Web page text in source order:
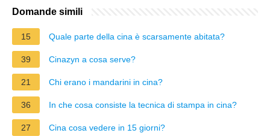
Domande simili
15 Quale parte della cina è scarsamente abitata?
39 Cinazyn a cosa serve?
21 Chi erano i mandarini in cina?
36 In che cosa consiste la tecnica di stampa in cina?
27 Cina cosa vedere in 15 giorni?